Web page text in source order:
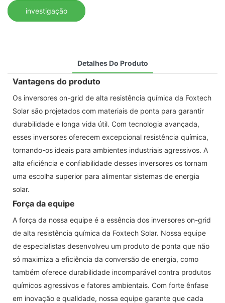
investigação
Detalhes Do Produto
Vantagens do produto
Os inversores on-grid de alta resistência química da Foxtech
Solar são projetados com materiais de ponta para garantir
durabilidade e longa vida útil. Com tecnologia avançada,
esses inversores oferecem excepcional resistência química,
tornando-os ideais para ambientes industriais agressivos. A
alta eficiência e confiabilidade desses inversores os tornam
uma escolha superior para alimentar sistemas de energia
solar.
Força da equipe
A força da nossa equipe é a essência dos inversores on-grid
de alta resistência química da Foxtech Solar. Nossa equipe
de especialistas desenvolveu um produto de ponta que não
só maximiza a eficiência da conversão de energia, como
também oferece durabilidade incomparável contra produtos
químicos agressivos e fatores ambientais. Com forte ênfase
em inovação e qualidade, nossa equipe garante que cada